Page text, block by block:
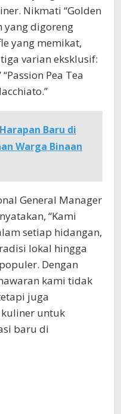
Nikmati “Golden
yang digoreng
yang memikat,
varian eksklusif:
Pea Tea
Baru di
Warga Binaan
General Manager
“Kami
setiap hidangan,
lokal hingga
Dengan
kami tidak
juga
untuk
baru di